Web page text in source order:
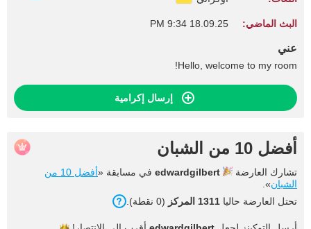
البث الماضي: 18.09.25 9:34 PM
عني
Hello, welcome to my room!
إرسال إكرامية
أفضل 10 من الشبان
تشارك العارضة edwardgilbert في مسابقة «
أفضل 10 من
الشبان».
تحتل العارضة حاليا 1311 المركز (0 نقطة).